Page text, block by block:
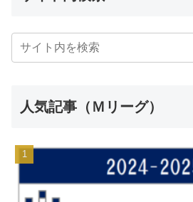
人気記事（Ｍリーグ）